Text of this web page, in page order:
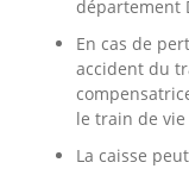
département
En cas de
accident du
le train de vie
La caisse